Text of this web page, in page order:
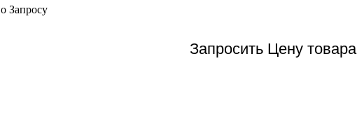
Запросу
Запросить Цену товара